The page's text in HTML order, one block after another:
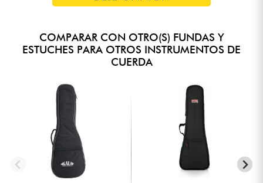
COMPARAR CON OTRO(S) FUNDAS Y
ESTUCHES PARA OTROS INSTRUMENTOS DE
CUERDA